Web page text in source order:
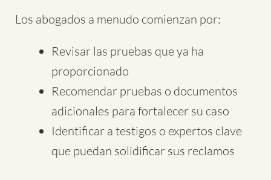
Los abogados a menudo comienzan por:
Revisar las pruebas que ya ha
proporcionado
Recomendar pruebas o documentos
adicionales para fortalecer su caso
Identificar a testigos o expertos clave
que puedan solidificar sus reclamos